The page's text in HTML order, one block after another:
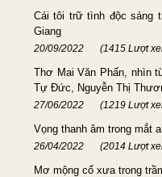
Cái tôi trữ tình độc sáng
Giang
20/09/2022 (1415 Lượt
Thơ Mai Văn Phấn, nhìn
Tự Đức, Nguyễn Thị
27/06/2022 (1219 Lượt
Vọng thanh âm trong mắt
26/04/2022 (2014 Lượt
Mơ mộng cổ xưa trong